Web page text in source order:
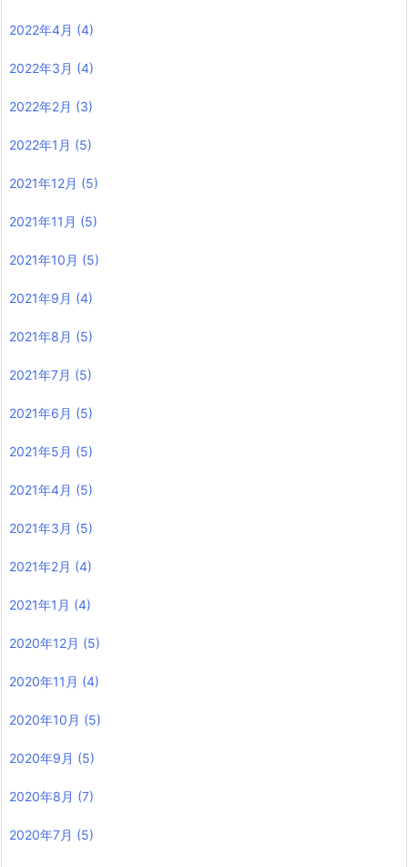
2022年4月 (4)
2022年3月 (4)
2022年2月 (3)
2022年1月 (5)
2021年12月 (5)
2021年11月 (5)
2021年10月 (5)
2021年9月 (4)
2021年8月 (5)
2021年7月 (5)
2021年6月 (5)
2021年5月 (5)
2021年4月 (5)
2021年3月 (5)
2021年2月 (4)
2021年1月 (4)
2020年12月 (5)
2020年11月 (4)
2020年10月 (5)
2020年9月 (5)
2020年8月 (7)
2020年7月 (5)